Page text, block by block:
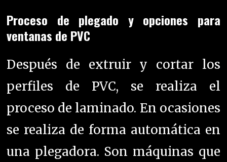
Proceso de plegado y opciones para
ventanas de PVC
Después de extruir y cortar los
perfiles de PVC, se realiza el
proceso de laminado. En ocasiones
se realiza de forma automática en
una plegadora. Son máquinas que